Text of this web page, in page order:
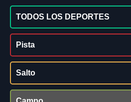
TODOS LOS DEPORTES
Pista
Salto